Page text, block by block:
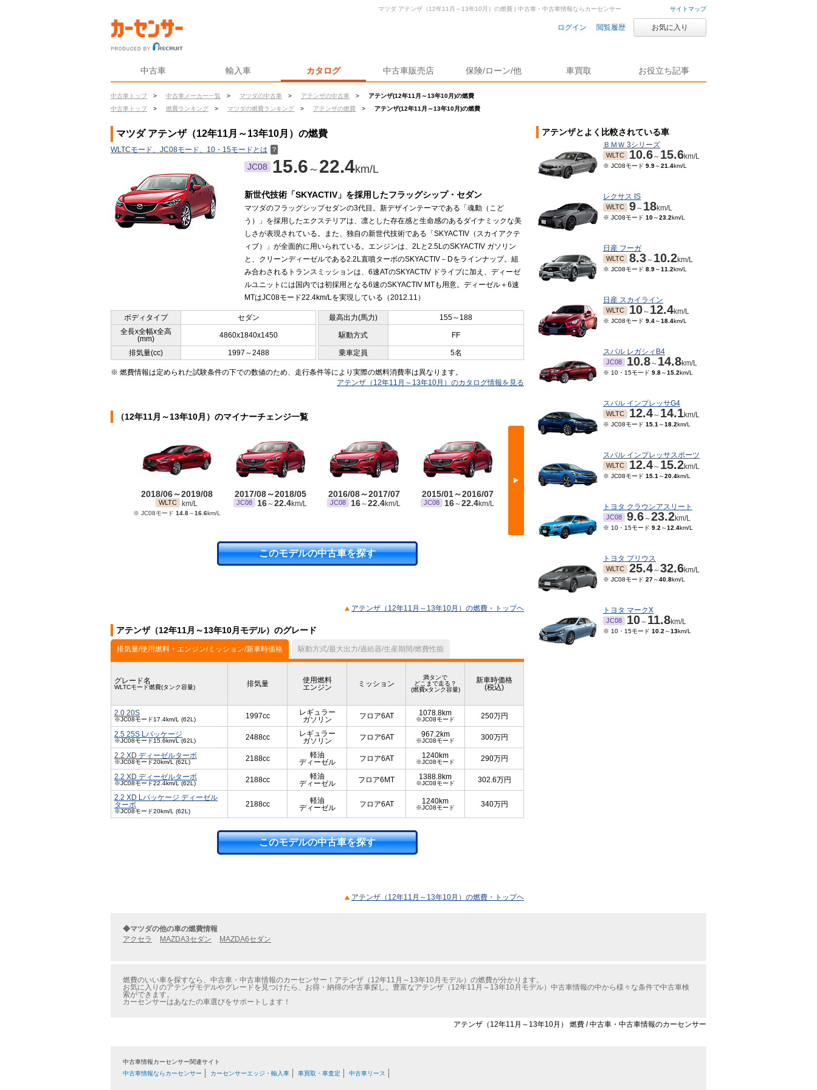
サイトマップ
ログイン 閲覧履歴 お気に入り
中古車 輸入車 カタログ 中古車販売店 保険/ローン/他 車買取 お役立ち記事
中古車トップ > 中古車メーカー一覧 > マツダの中古車 > アテンザの中古車 >
アテンザ(12年11月～13年10月)の燃費
中古車トップ
> 燃費ランキング > マツダの燃費ランキング > アテンザの燃費 > アテンザ(12年11月～13年10月)の燃費
マツダ アテンザ（12年11月～13年10月）の燃費 | 中古車・中古車情報ならカーセンサー
マツダ アテンザ（12年11月～13年10月）の燃費
WLTCモード、JC08モード、10・15モードとは ？
JC08 15.6 ～ 22.4km/L
新世代技術「SKYACTIV」を採用したフラッグシップ・セダン
マツダのフラッグシップセダンの3代目。新デザインテーマである「魂動（こど
う）」を採用したエクステリアは、凛とした存在感と生命感のあるダイナミックな美
しさが表現されている。また、独自の新世代技術である「SKYACTIV（スカイアクテ
ィブ）」が全面的に用いられている。エンジンは、2Lと2.5LのSKYACTIV ガソリン
と、クリーンディーゼルである2.2L直噴ターボのSKYACTIV－Dをラインナップ。組
み合わされるトランスミッションは、6速ATのSKYACTIV ドライブに加え、ディーゼ
ルユニットには国内では初採用となる6速のSKYACTIV MTも用意。ディーゼル＋6速
MTはJC08モード22.4km/Lを実現している（2012.11）
ボディタイプ セダン 最高出力(馬力)
155～188
全長x全幅x全高
(mm)
4860x1840x1450 駆動方式 FF
排気量(cc) 1997～2488 乗車定員 5名
※ 燃費情報は定められた試験条件の下での数値のため、走行条件等により実際の燃料消費率は異なります。
アテンザ（12年11月～13年10月）のカタログ情報を見る
（12年11月～13年10月）のマイナーチェンジ一覧
▶
2018/06～2019/08
WLTC km/L
※ JC08モード 14.8～16.6km/L
2017/08～2018/05
JC08 16～22.4km/L
2016/08～2017/07
JC08 16～22.4km/L
2015/01～2016/07
JC08 16～22.4km/L JC08 16～22.4km/L
このモデルの中古車を探す
アテンザ（12年11月～13年10月）の燃費・トップヘ
アテンザ（12年11月～13年10月モデル）のグレード
排気量/使用燃料・エンジン/ミッション/新車時価格 駆動方式/最大出力/過給器/生産期間/燃費性能
グレード名
WLTCモード燃費(タンク容量) 排気量
使用燃料
エンジン
ミッション
満タンで
どこまで走る？
(燃費xタンク容量)
新車時価格
(税込)
2.0 20S
※JC08モード17.4km/L (62L) 1997cc
レギュラー
ガソリン
フロア6AT 1078.8km
※JC08モード 250万円
2.5 25S Lパッケージ
※JC08モード15.6km/L (62L) 2488cc
レギュラー
ガソリン
フロア6AT 967.2km
※JC08モード 300万円
2.2 XD ディーゼルターボ
※JC08モード20km/L (62L) 2188cc
軽油
ディーゼル
フロア6AT 1240km
※JC08モード 290万円
2.2 XD ディーゼルターボ
※JC08モード22.4km/L (62L) 2188cc
軽油
ディーゼル
フロア6MT 1388.8km
※JC08モード 302.6万円
2.2 XD Lパッケージ ディーゼル
ターボ
※JC08モード20km/L (62L)
2188cc
軽油
ディーゼル
フロア6AT 1240km
※JC08モード 340万円
このモデルの中古車を探す
アテンザ（12年11月～13年10月）の燃費・トップヘ
アテンザとよく比較されている車
ＢＭＷ 3シリーズ
WLTC 10.6～ 15.6km/L
※ JC08モード 9.9～21.4km/L
レクサス IS
WLTC 9～ 18km/L
※ JC08モード 10～23.2km/L
日産 フーガ
WLTC 8.3～ 10.2km/L
※ JC08モード 8.9～11.2km/L
日産 スカイライン
WLTC 10～ 12.4km/L
※ JC08モード 9.4～18.4km/L
スバル レガシィB4
JC08 10.8～ 14.8km/L
※ 10・15モード 9.8～15.2km/L
スバル インプレッサG4
WLTC 12.4～ 14.1km/L
※ JC08モード 15.1 ～18.2km/L
スバル インプレッサスポーツ
WLTC 12.4～ 15.2km/L
※ JC08モード 15.1 ～20.4km/L
トヨタ クラウンアスリート
JC08 9.6～23.2km/L
※ 10・15モード 9.2 ～12.4km/L
トヨタ プリウス
WLTC 25.4～32.6km/L
※ JC08モード 27～40.8km/L
トヨタ マークX
JC08 10～ 11.8km/L
※ 10・15モード 10.2 ～13km/L
◆マツダの他の車の燃費情報
アクセラ
MAZDA3セダン MAZDA6セダン
燃費のいい車を探すなら、中古車・中古車情報のカーセンサー！アテンザ（12年11月～13年10月モデル）の燃費が分かります。
お気に入りのアテンザモデルやグレードを見つけたら、お得・納得の中古車探し。豊富なアテンザ（12年11月～13年10月モデル）中古車情報の中から様々な条件で中古車検
索ができます。
カーセンサーはあなたの車選びをサポートします！
アテンザ（12年11月～13年10月） 燃費 / 中古車・中古車情報のカーセンサー
中古車情報カーセンサー関連サイト
中古車情報ならカーセンサー
カーセンサーエッジ・輸入車 車買取・車査定 中古車リース